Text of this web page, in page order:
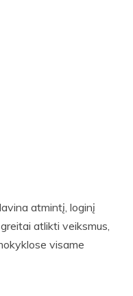
atmintį, loginį
atlikti veiksmus,
visame